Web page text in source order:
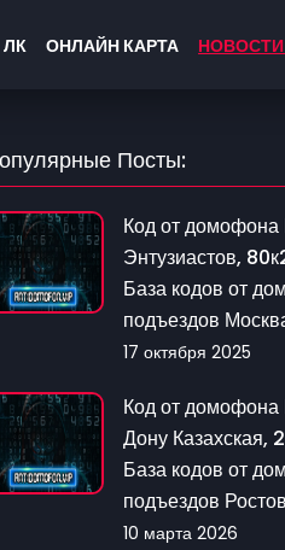
ОНЛАЙН КАРТА НОВОСТИ
Посты:
Код от
Энтузиастов,
База кодов от
подъездов
17 октября 2025
Код от
Дону Казахская,
База кодов от
подъездов
10 марта 2026